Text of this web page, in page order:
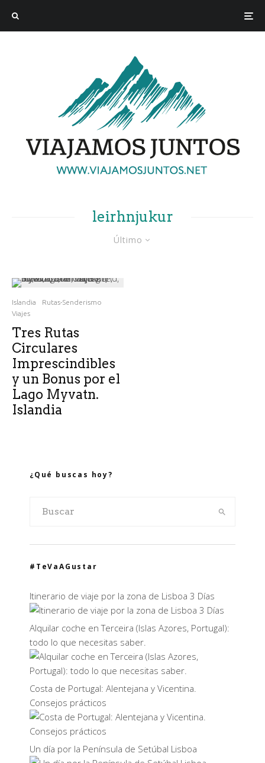
leirhnjukur
Último
Islandia
Rutas-Senderismo
Viajes
Tres Rutas
Circulares
Imprescindibles
y un Bonus por el
Lago Myvatn.
Islandia
¿Qué buscas hoy?
#TeVaAGustar
Itinerario de viaje por la zona de Lisboa 3 Días
Alquilar coche en Terceira (Islas Azores, Portugal):
todo lo que necesitas saber.
Costa de Portugal: Alentejana y Vicentina.
Consejos prácticos
Un día por la Península de Setúbal Lisboa